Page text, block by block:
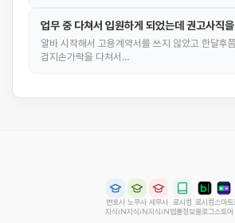
업무 중 다쳐서 입원하게 되었는데 권고사직
알바 시작해서 고용계약서를 쓰지 않았고 한달후
검지손가락을 다쳐서…
변호사
지식iN
노무사
지식iN
세무사
지식iN
로시컴
법률정보
로시컴
블로그
스마트
스토어